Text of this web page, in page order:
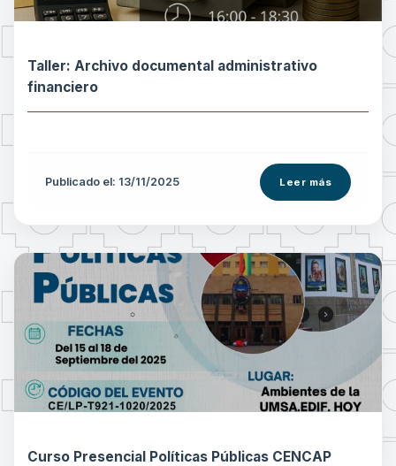
Taller: Archivo documental administrativo
financiero
Publicado el: 13/11/2025 Leer más
Curso Presencial Políticas Públicas CENCAP